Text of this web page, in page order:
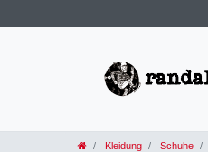
Kleidung Schuhe